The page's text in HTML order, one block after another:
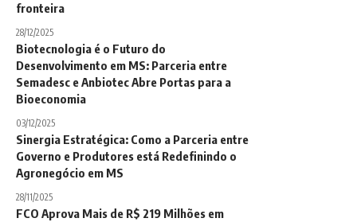
fronteira
28/12/2025
Biotecnologia é o Futuro do
Desenvolvimento em MS: Parceria entre
Semadesc e Anbiotec Abre Portas para a
Bioeconomia
03/12/2025
Sinergia Estratégica: Como a Parceria entre
Governo e Produtores está Redefinindo o
Agronegócio em MS
28/11/2025
FCO Aprova Mais de R$ 219 Milhões em